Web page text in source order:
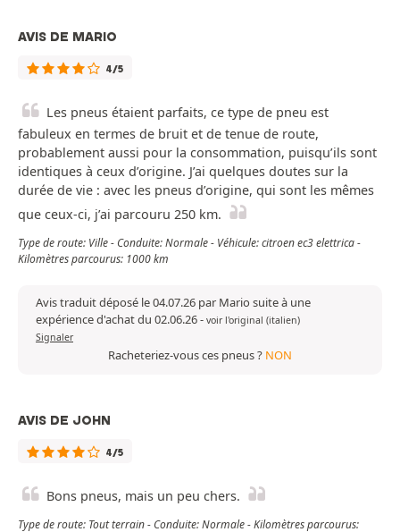
AVIS DE MARIO
4/5
Les pneus étaient parfaits, ce type de pneu est
fabuleux en termes de bruit et de tenue de route,
probablement aussi pour la consommation, puisqu’ils sont
identiques à ceux d’origine. J’ai quelques doutes sur la
durée de vie : avec les pneus d’origine, qui sont les mêmes
que ceux-ci, j’ai parcouru 250 km.
Type de route: Ville - Conduite: Normale - Véhicule: citroen ec3 elettrica -
Kilomètres parcourus: 1000 km
Avis traduit déposé le 04.07.26 par Mario suite à une
expérience d'achat du 02.06.26- voir l'original (italien)
Signaler
Racheteriez-vous ces pneus ? NON
AVIS DE JOHN
4/5
Bons pneus, mais un peu chers.
Type de route: Tout terrain - Conduite: Normale - Kilomètres parcourus: